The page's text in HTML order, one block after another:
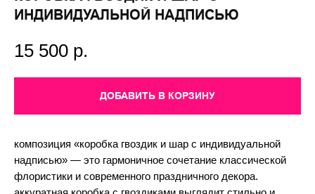
ИНДИВИДУАЛЬНОЙ НАДПИСЬЮ
15 500 р.
ДОБАВИТЬ В КОРЗИНУ
композиция «коробка гвоздик и шар с индивидуальной
надписью» — это гармоничное сочетание классической
флористики и современного праздничного декора.